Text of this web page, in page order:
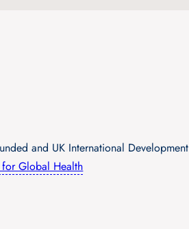
and UK International Development
Global Health